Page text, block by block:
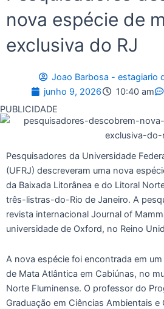
nova espécie de
exclusiva do RJ
Joao Barbosa - estagiario
junho 9, 2026
10:40 am
PUBLICIDADE
Pesquisadores da Universidade
(UFRJ) descreveram uma nova
da Baixada Litorânea e do Litoral
três-listras-do-Rio de Janeiro. A
revista internacional Journal of
universidade de Oxford, no Reino
A nova espécie foi encontrada em
de Mata Atlântica em Cabiúnas, no
Norte Fluminense. O professor do
Graduação em Ciências Ambientais e